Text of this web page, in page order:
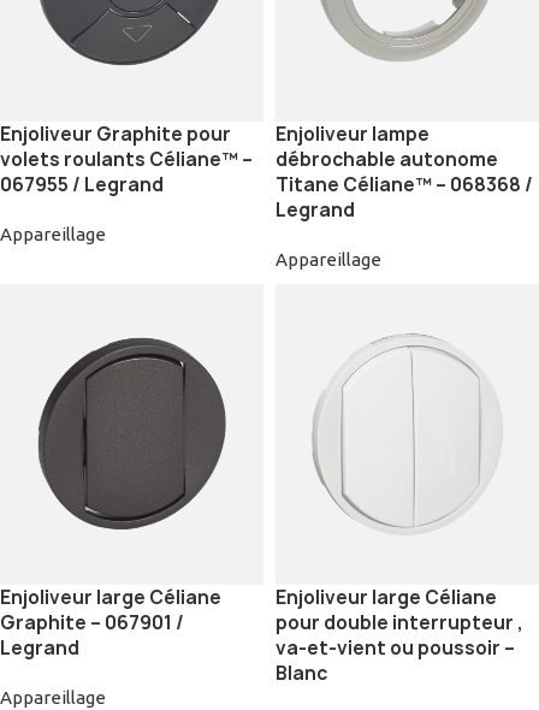
Enjoliveur Graphite pour
volets roulants Céliane™ –
067955 / Legrand
Appareillage
Enjoliveur lampe
débrochable autonome
Titane Céliane™ – 068368 /
Legrand
Appareillage
Enjoliveur large Céliane
Graphite – 067901 /
Legrand
Appareillage
Enjoliveur large Céliane
pour double interrupteur ,
va-et-vient ou poussoir –
Blanc